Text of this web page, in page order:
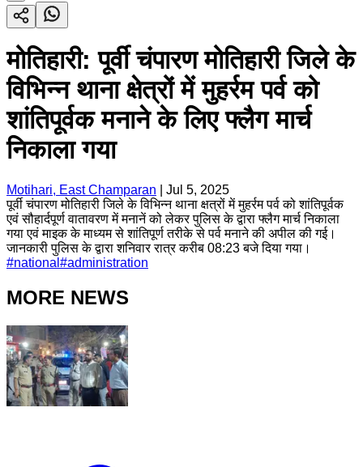
मोतिहारी: पूर्वी चंपारण मोतिहारी जिले के
विभिन्न थाना क्षेत्रों में मुहर्रम पर्व को
शांतिपूर्वक मनाने के लिए फ्लैग मार्च
निकाला गया
Motihari, East Champaran
Jul 5, 2025
पूर्वी चंपारण मोतिहारी जिले के विभिन्न थाना क्षत्रों में मुहर्रम पर्व को शांतिपूर्वक
एवं सौहार्दपूर्ण वातावरण में मनानें को लेकर पुलिस के द्वारा फ्लैग मार्च निकाला
गया एवं माइक के माध्यम से शांतिपूर्ण तरीके से पर्व मनाने की अपील की गई।
जानकारी पुलिस के द्वारा शनिवार रात्र करीब 08:23 बजे दिया गया।
#national #administration
MORE NEWS